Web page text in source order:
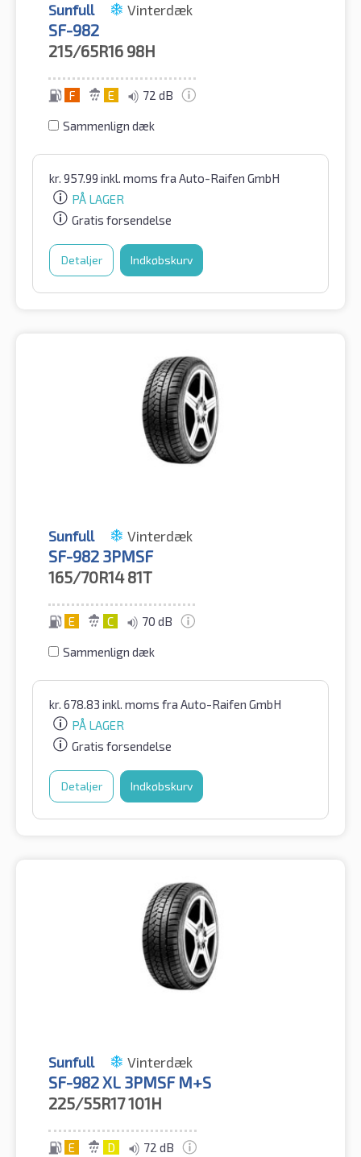
Sunfull Vinterdæk
SF-982
215/65R16 98H
F E 72 dB
Sammenlign dæk
kr. 957.99 inkl. moms fra Auto-Raifen GmbH
PÅ LAGER
Gratis forsendelse
Detaljer Indkøbskurv
Sunfull Vinterdæk
SF-982 3PMSF
165/70R14 81T
E C 70 dB
Sammenlign dæk
kr. 678.83 inkl. moms fra Auto-Raifen GmbH
PÅ LAGER
Gratis forsendelse
Detaljer Indkøbskurv
Sunfull Vinterdæk
SF-982 XL 3PMSF M+S
225/55R17101H
E D 72 dB